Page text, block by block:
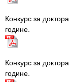
Конкурс за
године.
Конкурс за
године.